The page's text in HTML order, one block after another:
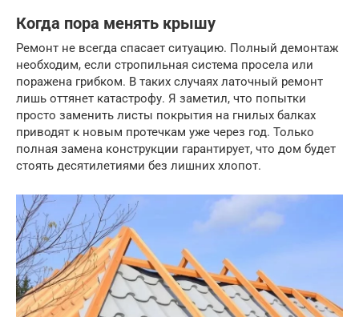
Когда пора менять крышу
Ремонт не всегда спасает ситуацию. Полный демонтаж
необходим, если стропильная система просела или
поражена грибком. В таких случаях латочный ремонт
лишь оттянет катастрофу. Я заметил, что попытки
просто заменить листы покрытия на гнилых балках
приводят к новым протечкам уже через год. Только
полная замена конструкции гарантирует, что дом будет
стоять десятилетиями без лишних хлопот.